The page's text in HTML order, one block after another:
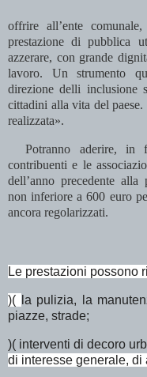
offrire all’ente
prestazione di pubblica
azzerare, con grande
lavoro. Un strumento
direzione delli inclusione
cittadini alla vita del
realizzata».
Potranno aderire, in
contribuenti e le
dell’anno precedente alla
non inferiore a 600 euro
ancora regolarizzati.
Le prestazioni possono
)(
la pulizia, la
piazze, strade;
)( interventi di decoro
di interesse generale,